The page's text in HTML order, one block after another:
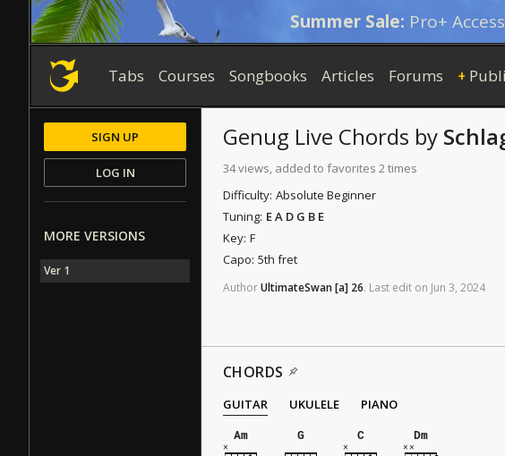
Summer Sale: Pro+
Tabs Courses Songbooks Articles Forums +
Genug Live Chords by
34 views, added to favorites 2 times
Difficulty: Absolute Beginner
Tuning: E A D G B E
Key: F
Capo: 5th fret
AuthorUltimateSwan[a] 26. Last edit on Jun 3, 2024
CHORDS
GUITAR UKULELE
PIANO
Am
G C Dm
SIGN UP
LOG IN
MORE VERSIONS
Ver 1